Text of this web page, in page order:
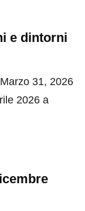
e dintorni
31, 2026
2026 a